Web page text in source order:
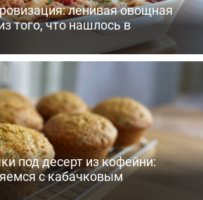
ленивая овощная
того, что нашлось в
под десерт из кофейни:
с кабачковым